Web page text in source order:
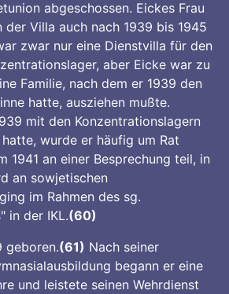
abgeschossen. Eickes Frau
der Villa auch nach 1939 bis 1945
zwar nur eine Dienstvilla für den
aber Eicke war zu
Familie, nach dem er 1939 den
hatte, ausziehen mußte.
mit den Konzentrationslagern
wurde er häufig um Rat
1941 an einer Besprechung teil, in
an sowjetischen
im Rahmen des sg.
in der IKL.(60)
geboren.(61) Nach seiner
begann er eine
und leistete seinen Wehrdienst